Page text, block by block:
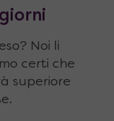
Noi li
certi che
superiore